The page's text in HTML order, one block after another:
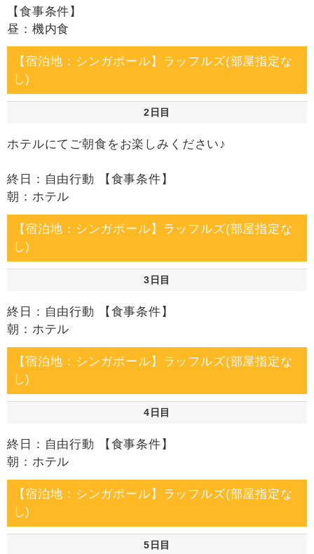
【食事条件】
昼：機内食
【宿泊地：シンガポール】ラッフルズ(部屋指定な
し)
2日目
ホテルにてご朝食をお楽しみください♪
終日：自由行動 【食事条件】
朝：ホテル
【宿泊地：シンガポール】ラッフルズ(部屋指定な
し)
3日目
終日：自由行動 【食事条件】
朝：ホテル
【宿泊地：シンガポール】ラッフルズ(部屋指定な
し)
4日目
終日：自由行動 【食事条件】
朝：ホテル
【宿泊地：シンガポール】ラッフルズ(部屋指定な
し)
5日目